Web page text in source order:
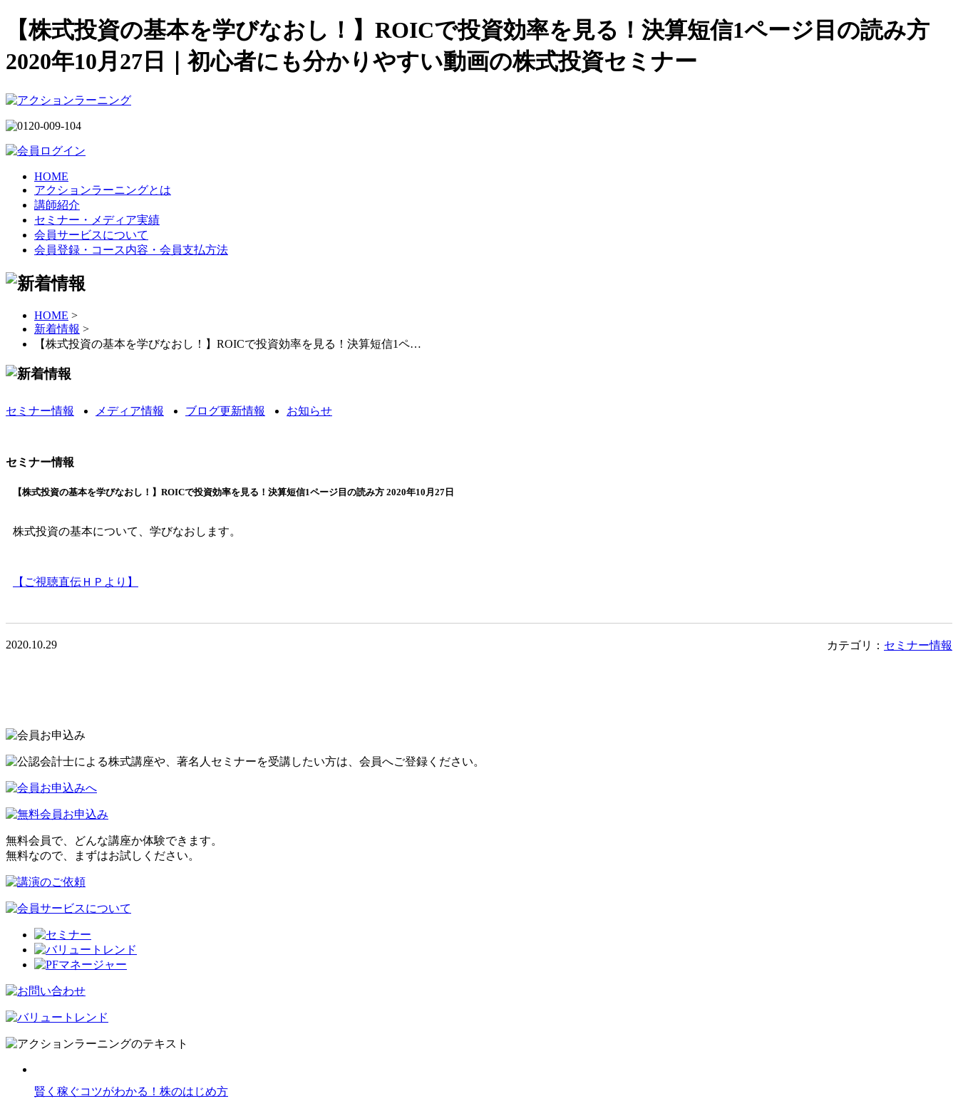
【株式投資の基本を学びなおし！】ROICで投資効率を見る！決算短信1ページ目の読み方
2020年10月27日｜初心者にも分かりやすい動画の株式投資セミナー
HOME
アクションラーニングとは
講師紹介
セミナー・メディア実績
会員サービスについて
会員登録・コース内容・会員支払方法
HOME >
新着情報 >
【株式投資の基本を学びなおし！】ROICで投資効率を見る！決算短信1ペ…
セミナー情報 メディア情報 ブログ更新情報 お知らせ
セミナー情報
【株式投資の基本を学びなおし！】ROICで投資効率を見る！決算短信1ページ目の読み方 2020年10月27日
株式投資の基本について、学びなおします。
【ご視聴直伝ＨＰより】
2020.10.29 カテゴリ： セミナー情報
無料会員で、どんな講座か体験できます。
無料なので、まずはお試しください。
賢く稼ぐコツがわかる！株のはじめ方